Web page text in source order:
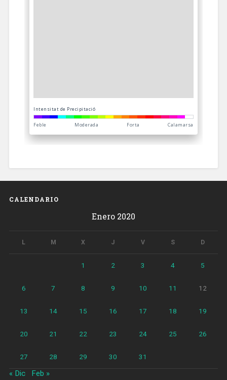
CALENDARIO
Enero 2020
L M X J V S D
1 2 3 4 5
6 7 8 9 10 11 12
13 14 15 16 17 18 19
20 21 22 23 24 25 26
27 28 29 30 31
« Dic Feb »